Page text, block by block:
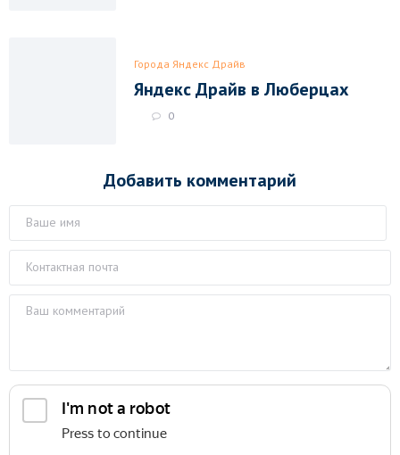
Города Яндекс Драйв
Яндекс Драйв в Люберцах
0
Добавить комментарий